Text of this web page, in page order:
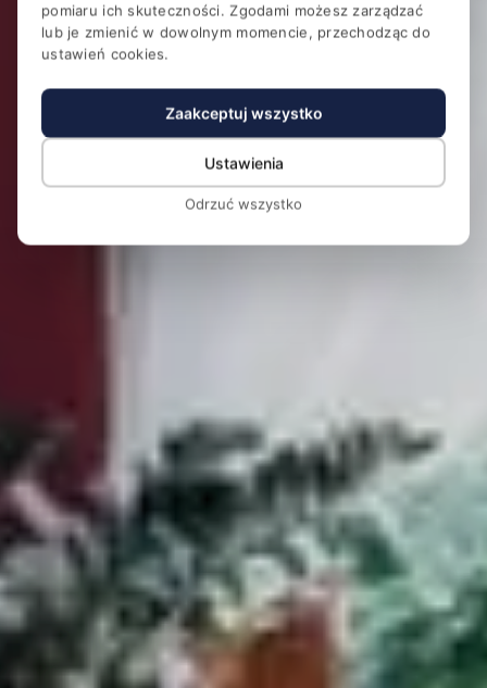
Konferencje i SPA w otoczeniu lasu przy Zalewie
Sulejowskim
pomiaru ich skuteczności. Zgodami możesz zarządzać
lub je zmienić w dowolnym momencie, przechodząc do
ustawień cookies.
Zaakceptuj wszystko
Ustawienia
Odrzuć wszystko